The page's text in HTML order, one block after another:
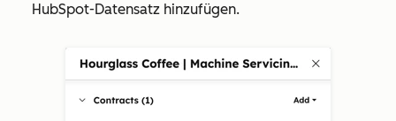
HubSpot-Datensatz hinzufügen.